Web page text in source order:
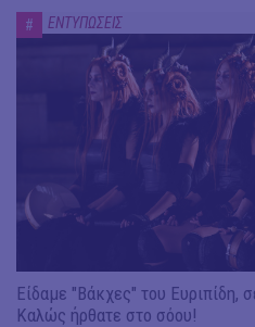
# ΕΝΤΥΠΩΣΕΙΣ
Είδαμε "Βάκχες" του Ευριπίδη,
Καλώς ήρθατε στο σόου!